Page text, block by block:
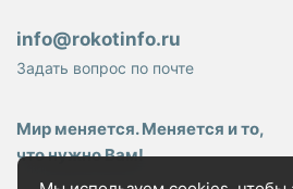
info@rokotinfo.ru
Задать вопрос по почте
Мир меняется. Меняется и то,
что нужно Вам!